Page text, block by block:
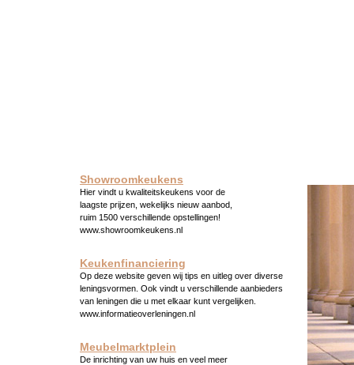
Showroomkeukens
Hier vindt u kwaliteitskeukens voor de
laagste prijzen, wekelijks nieuw aanbod,
ruim 1500 verschillende opstellingen!
www.showroomkeukens.nl
Keukenfinanciering
Op deze website geven wij tips en uitleg over diverse
leningsvormen. Ook vindt u verschillende aanbieders
van leningen die u met elkaar kunt vergelijken.
www.informatieoverleningen.nl
Meubelmarktplein
De inrichting van uw huis en veel meer